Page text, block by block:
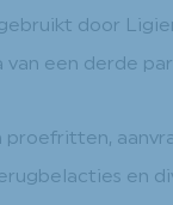
door
van een derde
proefritten,
en